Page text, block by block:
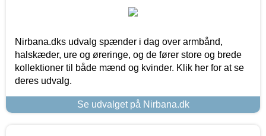
Nirbana.dks udvalg spænder i dag over armbånd,
halskæder, ure og øreringe, og de fører store og brede
kollektioner til både mænd og kvinder. Klik her for at se
deres udvalg.
Se udvalget på Nirbana.dk